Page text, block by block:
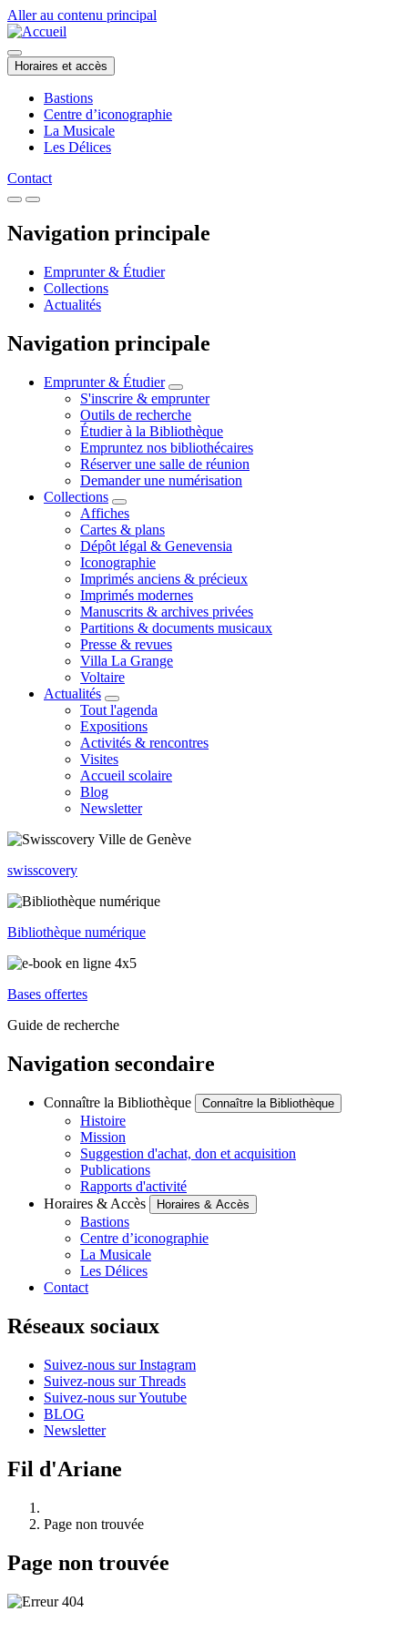
Aller au contenu principal
Horaires et accès
Bastions
Centre d’iconographie
La Musicale
Les Délices
Contact
Navigation principale
Emprunter & Étudier
Collections
Actualités
Navigation principale
Emprunter & Étudier
S'inscrire & emprunter
Outils de recherche
Étudier à la Bibliothèque
Empruntez nos bibliothécaires
Réserver une salle de réunion
Demander une numérisation
Collections
Affiches
Cartes & plans
Dépôt légal & Genevensia
Iconographie
Imprimés anciens & précieux
Imprimés modernes
Manuscrits & archives privées
Partitions & documents musicaux
Presse & revues
Villa La Grange
Voltaire
Actualités
Tout l'agenda
Expositions
Activités & rencontres
Visites
Accueil scolaire
Blog
Newsletter
swisscovery
Bibliothèque numérique
Bases offertes
Guide de recherche
Navigation secondaire
Connaître la Bibliothèque Connaître la Bibliothèque
Histoire
Mission
Suggestion d'achat, don et acquisition
Publications
Rapports d'activité
Horaires & Accès
Horaires & Accès
Bastions
Centre d’iconographie
La Musicale
Les Délices
Contact
Réseaux sociaux
Suivez-nous sur Instagram
Suivez-nous sur Threads
Suivez-nous sur Youtube
BLOG
Newsletter
Fil d'Ariane
Page non trouvée
Page non trouvée